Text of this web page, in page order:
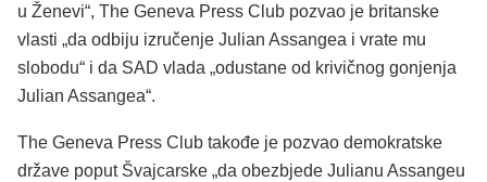
u Ženevi“, The Geneva Press Club pozvao je britanske
vlasti „da odbiju izručenje Julian Assangea i vrate mu
slobodu“ i da SAD vlada „odustane od krivičnog gonjenja
Julian Assangea“.
The Geneva Press Club takođe je pozvao demokratske
države poput Švajcarske „da obezbjede Julianu Assangeu